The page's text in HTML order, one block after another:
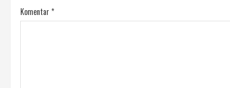
Komentar *